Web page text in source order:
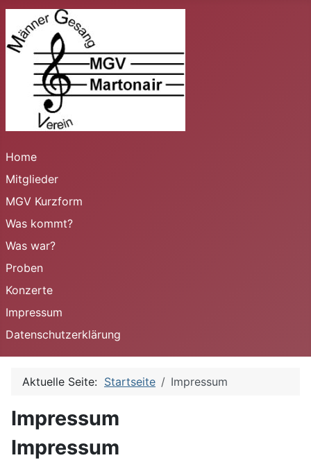
Home
Mitglieder
MGV Kurzform
Was kommt?
Was war?
Proben
Konzerte
Impressum
Datenschutzerklärung
Aktuelle Seite: Startseite Impressum
Impressum
Impressum